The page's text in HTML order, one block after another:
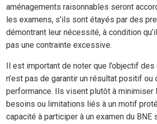
aménagements raisonnables seront
les examens, s’ils sont étayés par des
démontrant leur nécessité, à condition
pas une contrainte excessive.
Il est important de noter que l’objectif des
n’est pas de garantir un résultat positif ou
performance. Ils visent plutôt à minimiser
besoins ou limitations liés à un motif
capacité à participer à un examen du BNE